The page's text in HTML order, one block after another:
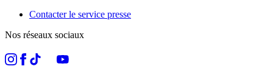
Contacter le service presse
Nos réseaux sociaux